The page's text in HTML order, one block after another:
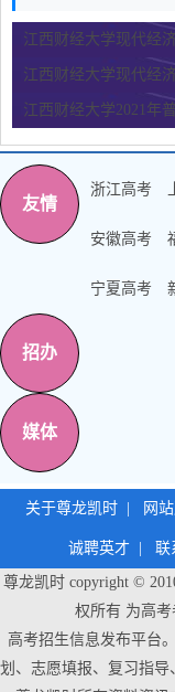
江西财经大学现代经
江西财经大学现代经
江西财经大学2021年
友情
浙江高考
安徽高考
宁夏高考
招办
媒体
关于尊龙凯时 网
诚聘英才 联
尊龙凯时 copyright ©
权所有 为高考
高考招生信息发布平台
划、志愿填报、复习指导